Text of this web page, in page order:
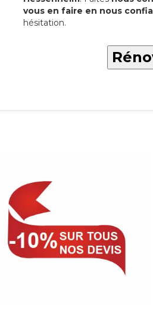
vous en faire en nous
hésitation.